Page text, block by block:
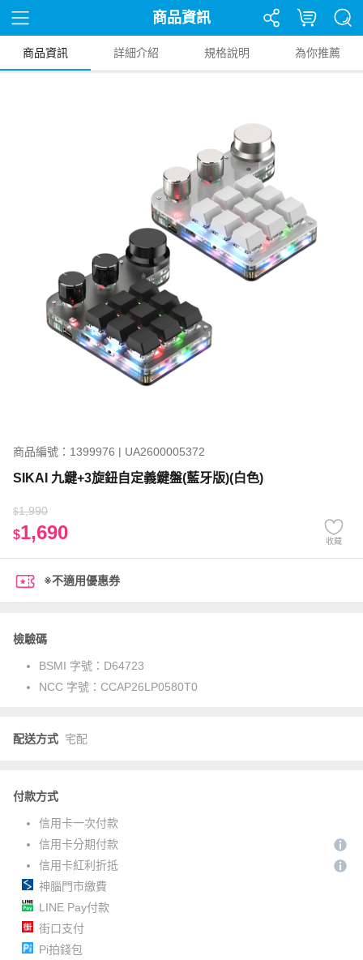
商品資訊
商品資訊 詳細介紹 規格說明 為你推薦
商品編號：1399976 | UA2600005372
SIKAI 九鍵+3旋鈕自定義鍵盤(藍牙版)(白色)
$1,990
$1,690 收藏
※不適用優惠券
檢驗碼
BSMI 字號： D64723
NCC 字號： CCAP26LP0580T0
配送方式 宅配
付款方式
信用卡一次付款
信用卡分期付款
信用卡紅利折抵
神腦門市繳費
LINE Pay付款
街口支付
Pi拍錢包